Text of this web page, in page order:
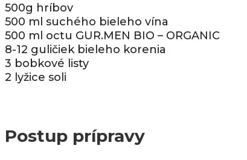
500g hríbov
500 ml suchého bieleho vína
500 ml octu GUR.MEN BIO – ORGANIC
8-12 guličiek bieleho korenia
3 bobkové listy
2 lyžice soli
Postup prípravy